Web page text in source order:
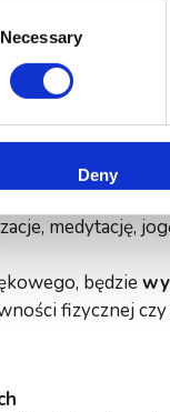
Necessary
Deny
normalnego lęku
, może trwać kilka
związany z
samemu
medytację,
będzie
fizycznej czy